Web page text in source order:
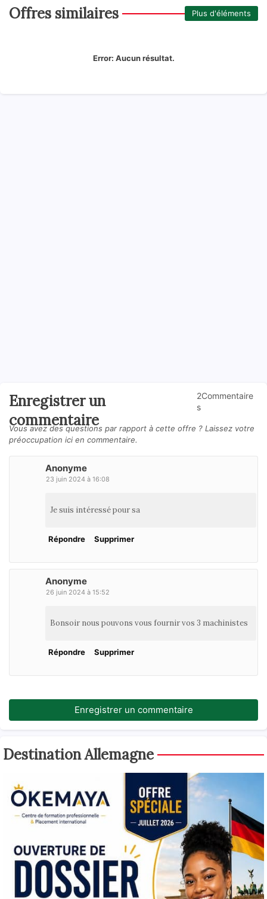
Offres similaires Plus d'éléments
Error: Aucun résultat.
Enregistrer un
commentaire
2Commentaire
s
Vous avez des questions par rapport à cette offre ? Laissez votre
préoccupation ici en commentaire.
Anonyme
23 juin 2024 à 16:08
Je suis intéressé pour sa
Répondre Supprimer
Anonyme
26 juin 2024 à 15:52
Bonsoir nous pouvons vous fournir vos 3 machinistes
Répondre Supprimer
Enregistrer un commentaire
Destination Allemagne